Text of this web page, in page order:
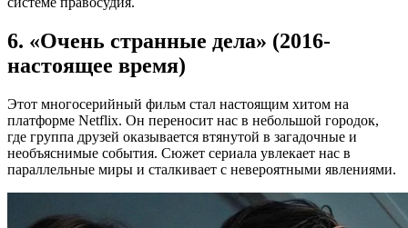
6. «Очень странные дела» (2016-
настоящее время)
Этот многосерийный фильм стал настоящим хитом на
платформе Netflix. Он переносит нас в небольшой городок,
где группа друзей оказывается втянутой в загадочные и
необъяснимые события. Сюжет сериала увлекает нас в
параллельные миры и сталкивает с невероятными явлениями.